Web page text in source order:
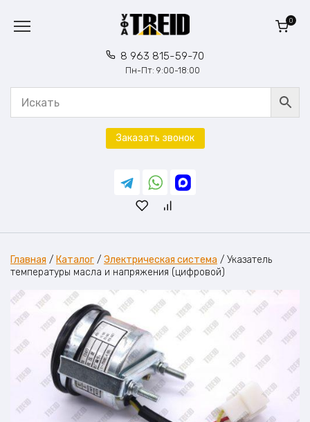
содержанию
8 963 815-59-70
Пн-Пт: 9:00-18:00
0
Заказать звонок
Главная / Каталог / Электрическая система / Указатель
температуры масла и напряжения (цифровой)